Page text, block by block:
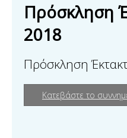
Πρόσκληση
2018
Πρόσκληση
Κατεβάστε το